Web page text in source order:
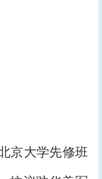
京大学先修班